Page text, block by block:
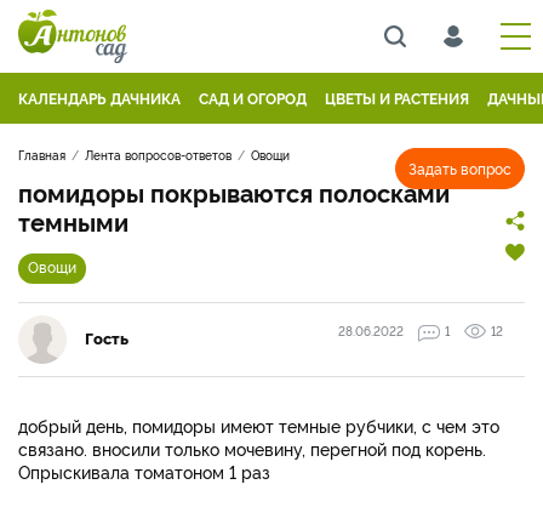
КАЛЕНДАРЬ ДАЧНИКА САД И ОГОРОД ЦВЕТЫ И РАСТЕНИЯ
Задать вопрос
Главная Лента вопросов-ответов Овощи
помидоры покрываются полосками
темными
Овощи
Гость 28.06.2022 1 12
добрый день, помидоры имеют темные рубчики, с чем это
связано. вносили только мочевину, перегной под корень.
Опрыскивала томатоном 1 раз